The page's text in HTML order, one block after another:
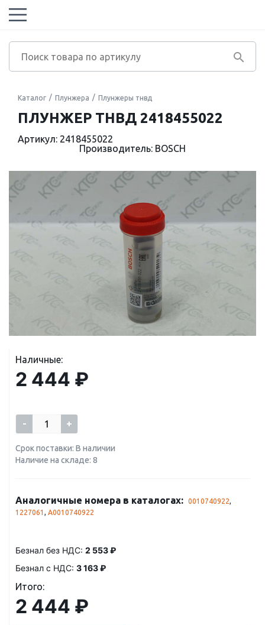
Каталог Плунжера Плунжеры тнвд
ПЛУНЖЕР ТНВД 2418455022
Артикул: 2418455022
Производитель: BOSCH
Наличные:
2 444 ₽
- +
Срок поставки: В наличии
Наличие на складе: 8
Аналогичные номера в каталогах: 0010740922,
1227061 , A0010740922
Безнал без НДС: 2 553 ₽
Безнал с НДС: 3 163 ₽
Итого:
2 444 ₽